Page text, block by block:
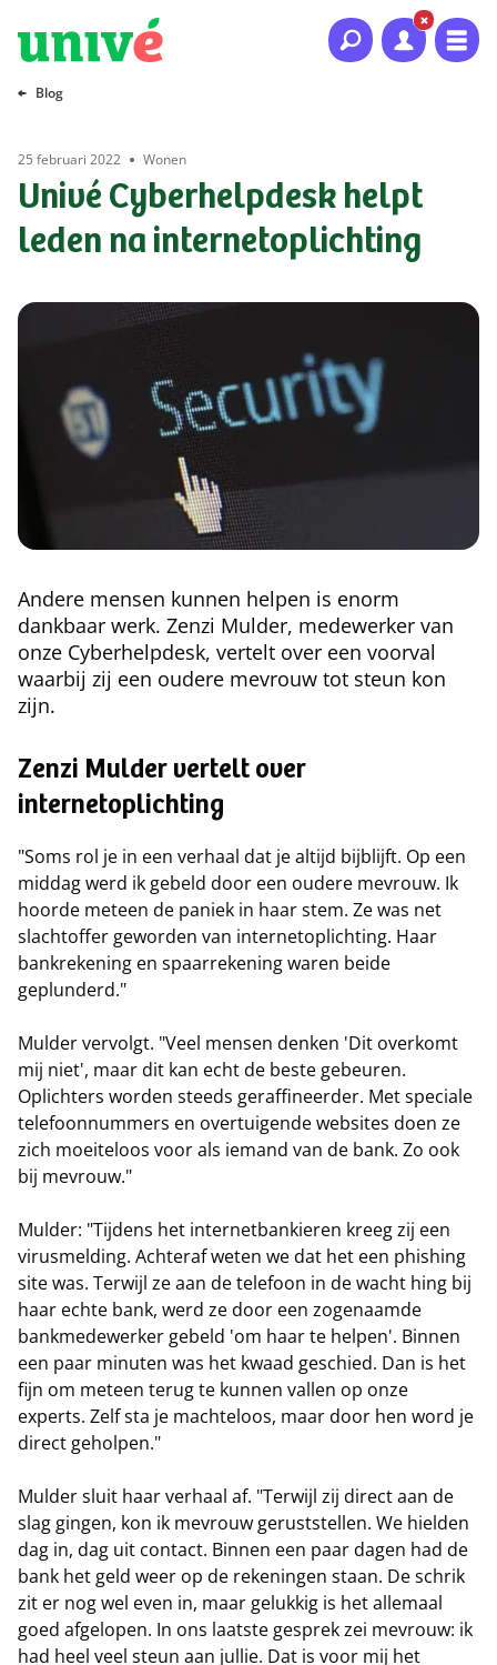
Naar hoofdinhoud
Naar hoofdnavigatie
Naar footer
Blog
25 februari 2022 Wonen
Univé Cyberhelpdesk helpt
leden na internetoplichting
Andere mensen kunnen helpen is enorm
dankbaar werk. Zenzi Mulder, medewerker van
onze Cyberhelpdesk, vertelt over een voorval
waarbij zij een oudere mevrouw tot steun kon
zijn.
Zenzi Mulder vertelt over
internetoplichting
"Soms rol je in een verhaal dat je altijd bijblijft. Op een
middag werd ik gebeld door een oudere mevrouw. Ik
hoorde meteen de paniek in haar stem. Ze was net
slachtoffer geworden van internetoplichting. Haar
bankrekening en spaarrekening waren beide
geplunderd."
Mulder vervolgt. "Veel mensen denken 'Dit overkomt
mij niet', maar dit kan echt de beste gebeuren.
Oplichters worden steeds geraffineerder. Met speciale
telefoonnummers en overtuigende websites doen ze
zich moeiteloos voor als iemand van de bank. Zo ook
bij mevrouw."
Mulder: "Tijdens het internetbankieren kreeg zij een
virusmelding. Achteraf weten we dat het een phishing
site was. Terwijl ze aan de telefoon in de wacht hing bij
haar echte bank, werd ze door een zogenaamde
bankmedewerker gebeld 'om haar te helpen'. Binnen
een paar minuten was het kwaad geschied. Dan is het
fijn om meteen terug te kunnen vallen op onze
experts. Zelf sta je machteloos, maar door hen word je
direct geholpen."
Mulder sluit haar verhaal af. "Terwijl zij direct aan de
slag gingen, kon ik mevrouw geruststellen. We hielden
dag in, dag uit contact. Binnen een paar dagen had de
bank het geld weer op de rekeningen staan. De schrik
zit er nog wel even in, maar gelukkig is het allemaal
goed afgelopen. In ons laatste gesprek zei mevrouw: ik
had heel veel steun aan jullie. Dat is voor mij het